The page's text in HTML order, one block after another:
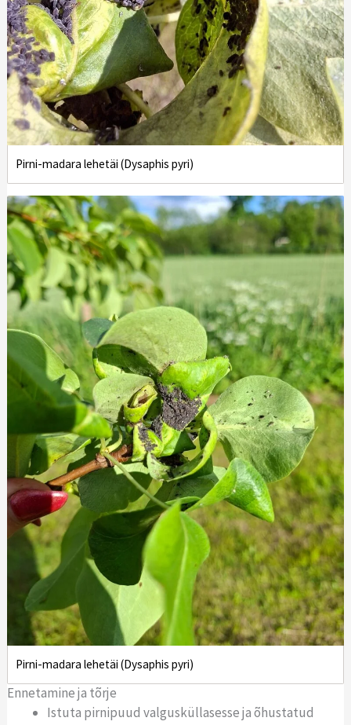
Pirni-madara lehetäi (Dysaphis pyri)
Pirni-madara lehetäi (Dysaphis pyri)
Ennetamine ja tõrje
Istuta pirnipuud valgusküllasesse ja õhustatud